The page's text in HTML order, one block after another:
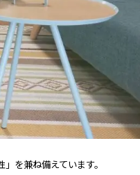
を兼ね備えています。